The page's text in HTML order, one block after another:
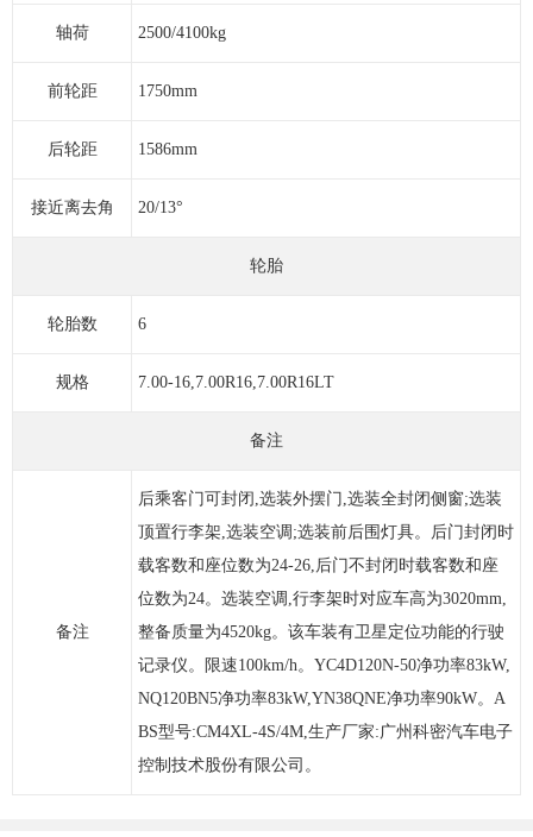
轴荷 2500/4100kg
前轮距 1750mm
后轮距 1586mm
接近离去角 20/13°
轮胎
轮胎数 6
规格 7.00-16,7.00R16,7.00R16LT
备注
备注
后乘客门可封闭,选装外摆门,选装全封闭侧窗;选装
顶置行李架,选装空调;选装前后围灯具。后门封闭时
载客数和座位数为24-26,后门不封闭时载客数和座
位数为24。选装空调,行李架时对应车高为3020mm,
整备质量为4520kg。该车装有卫星定位功能的行驶
记录仪。限速100km/h。YC4D120N-50净功率83kW,
NQ120BN5净功率83kW,YN38QNE净功率90kW。A
BS型号:CM4XL-4S/4M,生产厂家:广州科密汽车电子
控制技术股份有限公司。